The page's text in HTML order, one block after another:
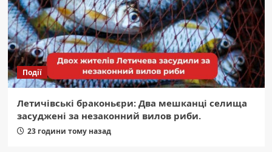
Події
Летичівські браконьєри: Два мешканці селища
засуджені за незаконний вилов риби.
23 години тому назад